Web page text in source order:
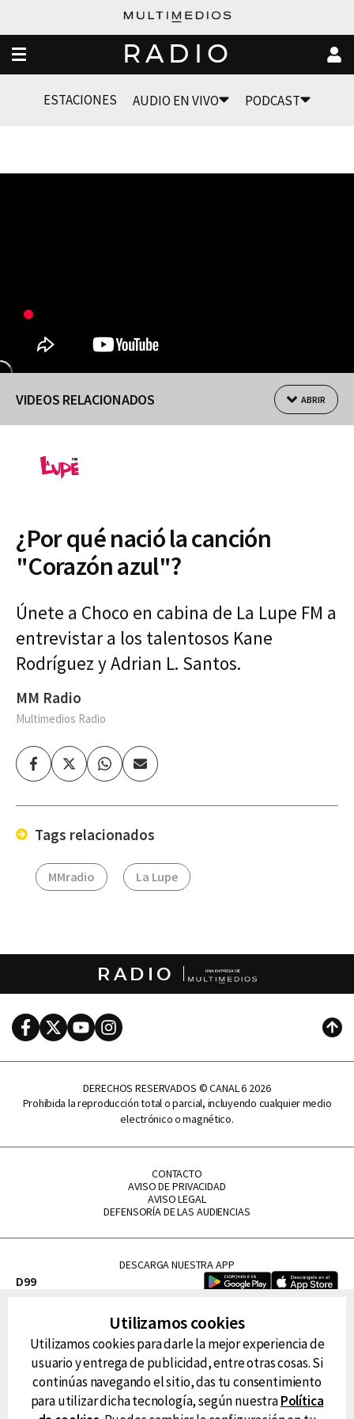
RADIO
ESTACIONES AUDIO EN VIVO PODCAST
VIDEOS RELACIONADOS ABRIR
¿Por qué nació la canción
"Corazón azul"?
Únete a Choco en cabina de La Lupe FM a
entrevistar a los talentosos Kane
Rodríguez y Adrian L. Santos.
MM Radio
Multimedios Radio
FacebookTwitterWhatsapp
Enviar
por
Tags relacionados
MMradio La Lupe
RADIO
FacebookTwitterYoutubeInstagram
DERECHOS RESERVADOS © CANAL 6 2026
Prohibida la reproducción total o parcial, incluyendo cualquier medio
electrónico o magnético.
CONTACTO
AVISO DE PRIVACIDAD
AVISO LEGAL
DEFENSORÍA DE LAS AUDIENCIAS
DESCARGA NUESTRA APP
D99
FM Tu
RG Deportiva
Classic FM
Utilizamos cookies
Utilizamos cookies para darle la mejor experiencia de
usuario y entrega de publicidad, entre otras cosas. Si
continúas navegando el sitio, das tu consentimiento
para utilizar dicha tecnología, según nuestraPolítica